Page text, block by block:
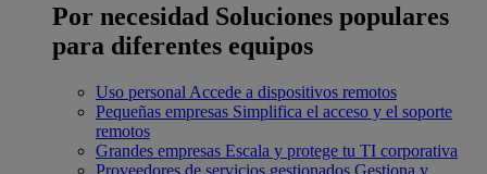
Por necesidad Soluciones populares
para diferentes equipos
Uso personal Accede a dispositivos remotos
Pequeñas empresas Simplifica el acceso y el soporte
remotos
Grandes empresas Escala y protege tu TI corporativa
Proveedores de servicios gestionados Gestiona y